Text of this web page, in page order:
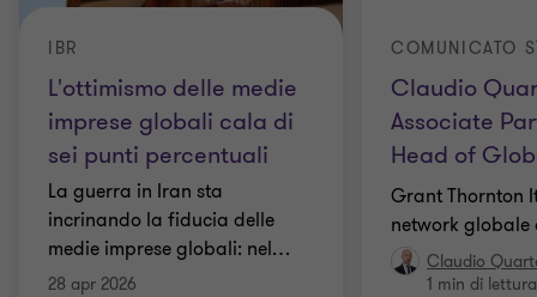
L'ottimismo delle medie
imprese globali cala di
sei punti percentuali
IBR
La guerra in Iran sta
incrinando la fiducia delle
medie imprese globali: nel…
28 apr 2026
Claudio
Associate
Head of
COMUNICATO
Grant Thornton
network globale
Claudio
1 min di lettura